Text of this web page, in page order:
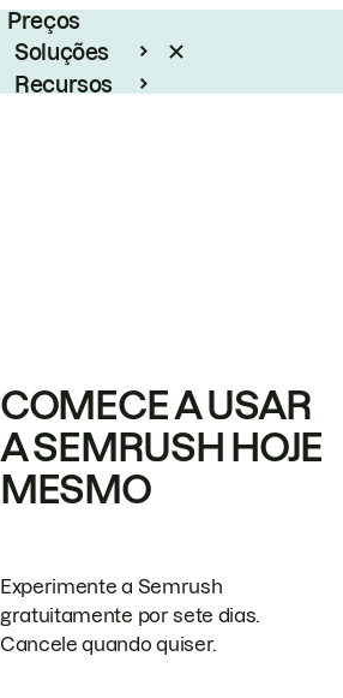
Preços
Soluções
Recursos
COMECE A USAR
A SEMRUSH HOJE
MESMO
Experimente a Semrush
gratuitamente por sete dias.
Cancele quando quiser.